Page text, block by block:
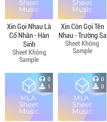
Xin Gọi Nhau Là
Cố Nhân - Hàn
Sinh
Sheet Không
Sample
Xin Còn Gọi Tên
Nhau - Trường Sa
Sheet Không
Sample
0
1
0
0